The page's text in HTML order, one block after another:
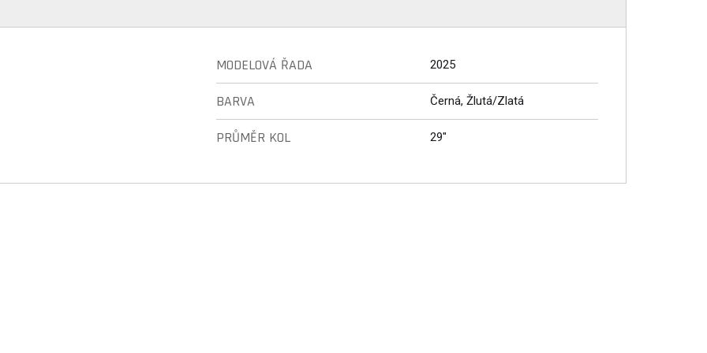
MODELOVÁ ŘADA 2025
BARVA Černá, Žlutá/Zlatá
PRŮMĚR KOL 29"